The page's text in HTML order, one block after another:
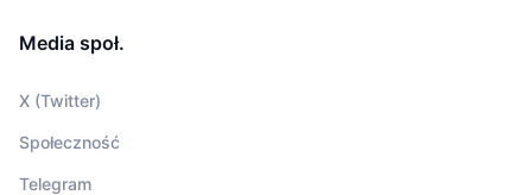
Media społ.
X (Twitter)
Społeczność
Telegram